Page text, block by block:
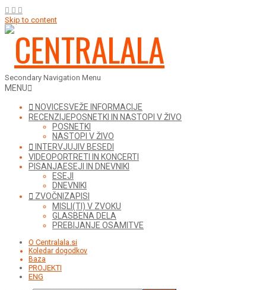
Skip to content
Secondary Navigation Menu
MENU
NOVICESVEŽE INFORMACIJE
RECENZIJEPOSNETKI IN NASTOPI V ŽIVO
POSNETKI
NASTOPI V ŽIVO
INTERVJUJI V BESEDI
VIDEOPORTRETI IN KONCERTI
PISANJAESEJI IN DNEVNIKI
ESEJI
DNEVNIKI
ZVOČNI ZAPISI
MISLI(TI) V ZVOKU
GLASBENA DELA
PREBIJANJE OSAMITVE
O Centralala.si
Koledar dogodkov
Baza
PROJEKTI
ENG